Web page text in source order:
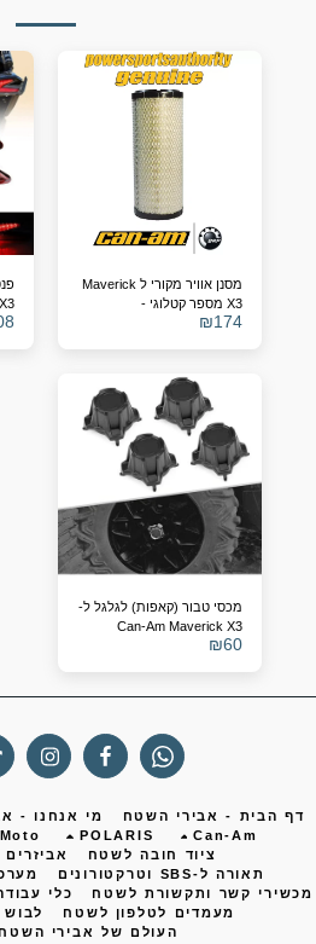
מסנן אוויר מקורי ל Maverick
X3 מספר קטלוגי -
715900422
₪174
4)
108
מכסי טבור (קאפות) לגלגל ל-
Can-Am Maverick X3
(תחליף ל-705401841)
₪60
הבית - אבירי השטח מי אנחנו -
Can-Am
POLARIS
Moto
ציוד חובה לשטח
אביזרים
תאורה ל-SBS וטרקטורונים
קשר ותקשורת לשטח
כלי עבודה
מעמדים לטלפון לשטח
לבוש
העולם של אבירי השטח